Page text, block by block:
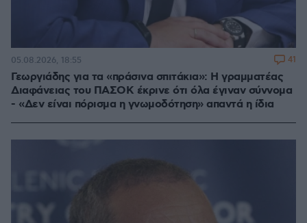
Γεωργιάδης για τα «πράσινα σπιτάκια»: Η γραμματέας
Διαφάνειας του ΠΑΣΟΚ έκρινε ότι όλα έγιναν σύννομα
- «Δεν είναι πόρισμα η γνωμοδότηση» απαντά η ίδια
05.08.2026, 18:55 41